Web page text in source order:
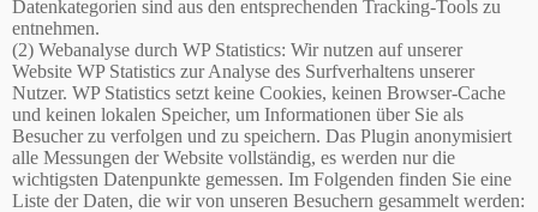
Datenkategorien sind aus den entsprechenden Tracking-Tools zu
entnehmen.
(2) Webanalyse durch WP Statistics: Wir nutzen auf unserer
Website WP Statistics zur Analyse des Surfverhaltens unserer
Nutzer. WP Statistics setzt keine Cookies, keinen Browser-Cache
und keinen lokalen Speicher, um Informationen über Sie als
Besucher zu verfolgen und zu speichern. Das Plugin anonymisiert
alle Messungen der Website vollständig, es werden nur die
wichtigsten Datenpunkte gemessen. Im Folgenden finden Sie eine
Liste der Daten, die wir von unseren Besuchern gesammelt werden: